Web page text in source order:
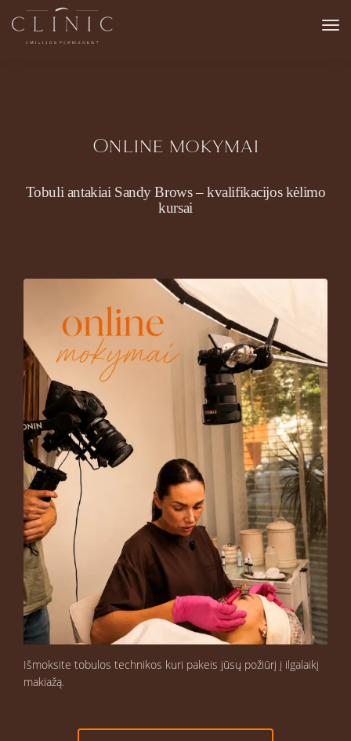
Online mokymai
Tobuli antakiai Sandy Brows – kvalifikacijos kėlimo
kursai
Išmoksite tobulos technikos kuri pakeis jūsų požiūrį į ilgalaikį
makiažą.